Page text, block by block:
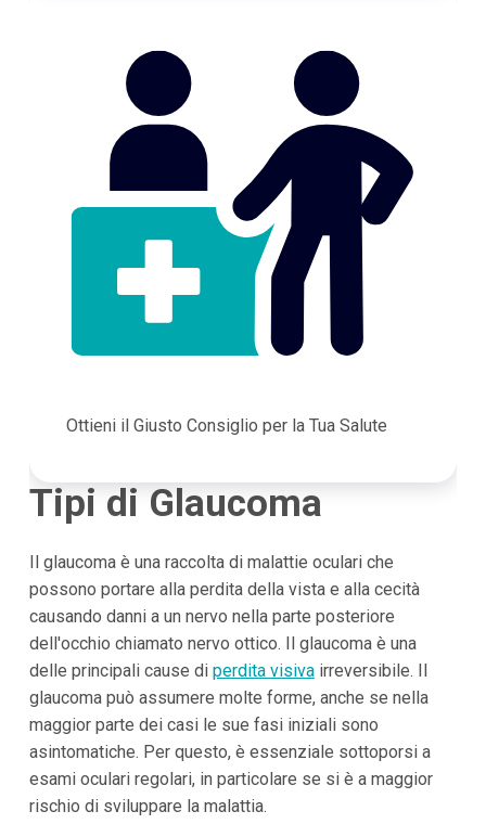
Ottieni il Giusto Consiglio per la Tua Salute
Tipi di Glaucoma
Il glaucoma è una raccolta di malattie oculari che
possono portare alla perdita della vista e alla cecità
causando danni a un nervo nella parte posteriore
dell'occhio chiamato nervo ottico. Il glaucoma è una
delle principali cause di perdita visivairreversibile. Il
glaucoma può assumere molte forme, anche se nella
maggior parte dei casi le sue fasi iniziali sono
asintomatiche. Per questo, è essenziale sottoporsi a
esami oculari regolari, in particolare se si è a maggior
rischio di sviluppare la malattia.